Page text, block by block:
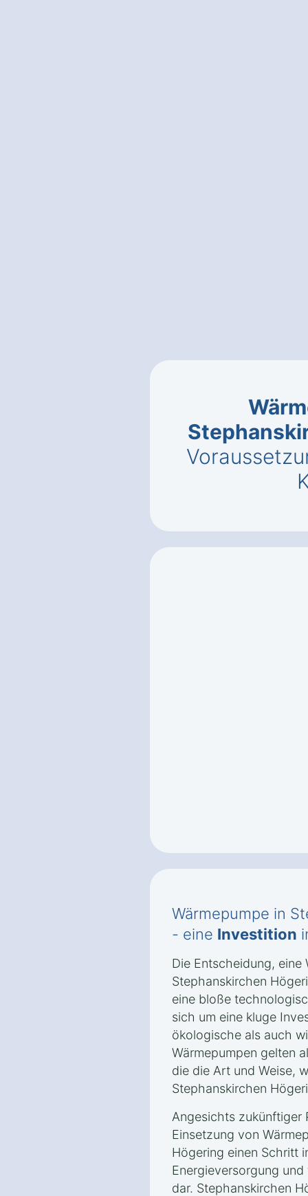
Wärmepumpe in
- eine Investition
Die Entscheidung, eine
Stephanskirchen
eine bloße
sich um eine kluge
ökologische als auch
Wärmepumpen gelten
die die Art und Weise,
Stephanskirchen
Angesichts zukünftiger
Einsetzung von
Högering einen Schritt
Energieversorgung
dar. Stephanskirchen